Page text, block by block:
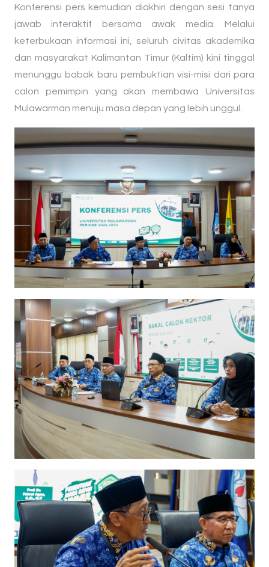
​Konferensi pers kemudian diakhiri dengan sesi tanya
jawab interaktif bersama awak media. Melalui
keterbukaan informasi ini, seluruh civitas akademika
dan masyarakat Kalimantan Timur (Kaltim) kini tinggal
menunggu babak baru pembuktian visi-misi dari para
calon pemimpin yang akan membawa Universitas
Mulawarman menuju masa depan yang lebih unggul.